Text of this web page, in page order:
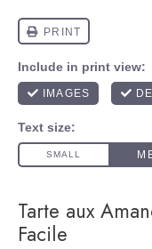
Tarte aux
Facile